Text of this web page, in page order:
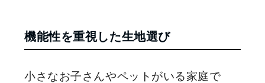
機能性を重視した生地選び
小さなお子さんやペットがいる家庭で